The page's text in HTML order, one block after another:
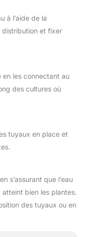
à l’aide de la
distribution et fixer
les connectant au
des cultures où
tuyaux en place et
s’assurant que l’eau
bien les plantes.
des tuyaux ou en